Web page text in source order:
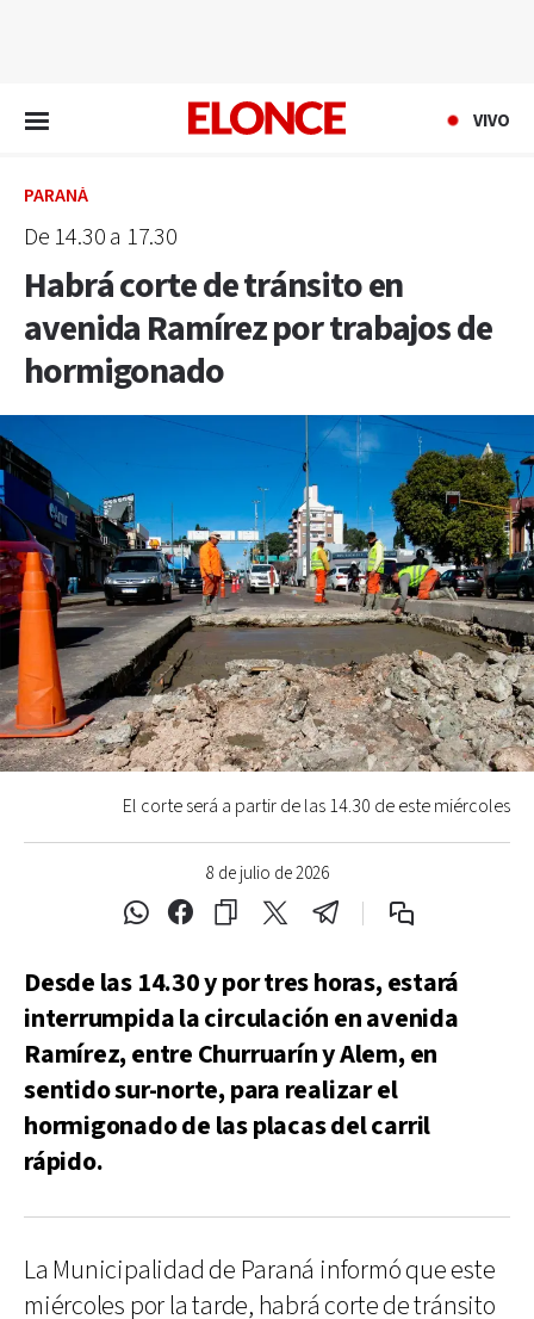
VIVO
PARANÁ
De 14.30 a 17.30
Habrá corte de tránsito en
avenida Ramírez por trabajos de
hormigonado
8 de julio de 2026
El corte será a partir de las 14.30 de este miércoles
Desde las 14.30 y por tres horas, estará
interrumpida la circulación en avenida
Ramírez, entre Churruarín y Alem, en
sentido sur-norte, para realizar el
hormigonado de las placas del carril
rápido.
La Municipalidad de Paraná informó que este
miércoles por la tarde, habrá corte de tránsito